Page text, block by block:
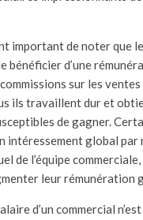
important de noter que
bénéficier d’une
sur les
ils travaillent dur et
de gagner.
intéressement global
de l’équipe
leur rémunération
d’un commercial